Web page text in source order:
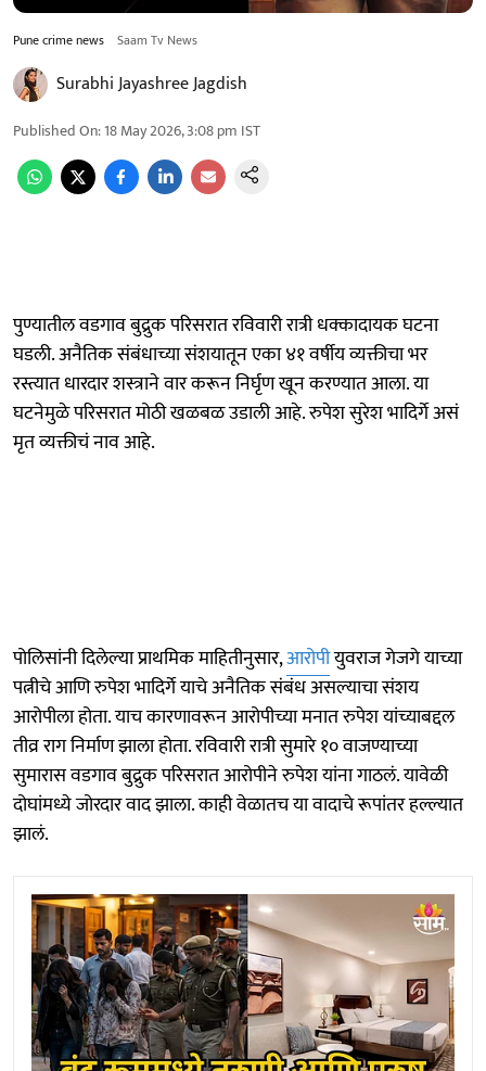
Pune crime news Saam Tv News
Surabhi Jayashree Jagdish
Published On:18 May 2026, 3:08 pm IST
पुण्यातील वडगाव बुद्रुक परिसरात रविवारी रात्री धक्कादायक घटना
घडली. अनैतिक संबंधाच्या संशयातून एका ४१ वर्षीय व्यक्तीचा भर
रस्त्यात धारदार शस्त्राने वार करून निर्घृण खून करण्यात आला. या
घटनेमुळे परिसरात मोठी खळबळ उडाली आहे. रुपेश सुरेश भादिर्गे असं
मृत व्यक्तीचं नाव आहे.
पोलिसांनी दिलेल्या प्राथमिक माहितीनुसार,आरोपीयुवराज गेजगे याच्या
पत्नीचे आणि रुपेश भादिर्गे याचे अनैतिक संबंध असल्याचा संशय
आरोपीला होता. याच कारणावरून आरोपीच्या मनात रुपेश यांच्याबद्दल
तीव्र राग निर्माण झाला होता. रविवारी रात्री सुमारे १० वाजण्याच्या
सुमारास वडगाव बुद्रुक परिसरात आरोपीने रुपेश यांना गाठलं. यावेळी
दोघांमध्ये जोरदार वाद झाला. काही वेळातच या वादाचे रूपांतर हल्ल्यात
झालं.